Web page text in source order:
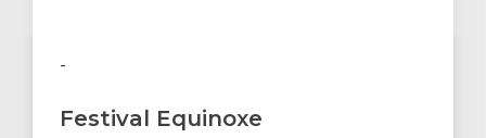
-
Festival Equinoxe